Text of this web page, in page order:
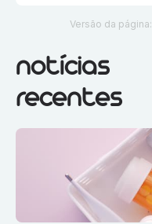
Versão da página:
notícias
recentes